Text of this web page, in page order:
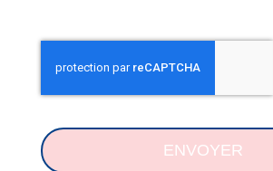
ENVOYER